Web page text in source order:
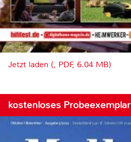
Jetzt laden (, PDF, 6.04 MB)
kostenloses Probeexemplar